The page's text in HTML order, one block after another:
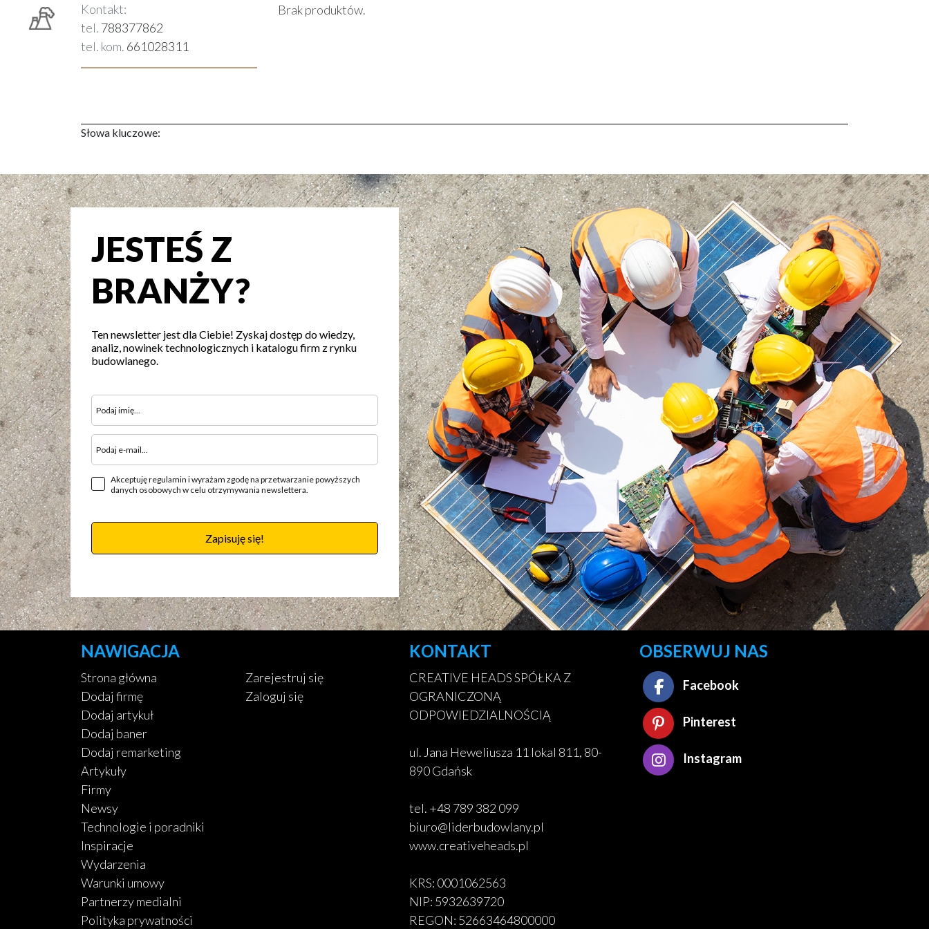
Kontakt:
tel. 788377862
tel. kom. 661028311
Brak produktów.
Słowa kluczowe:
JESTEŚ Z
BRANŻY?
Ten newsletter jest dla Ciebie! Zyskaj dostęp do wiedzy,
analiz, nowinek technologicznych i katalogu firm z rynku
budowlanego.
Akceptuję regulamin i wyrażam zgodę na przetwarzanie powyższych
danych osobowych w celu otrzymywania newslettera.
Zapisuję się!
NAWIGACJA
Strona główna
Dodaj firmę
Dodaj artykuł
Dodaj baner
Dodaj remarketing
Artykuły
Firmy
Newsy
Technologie i poradniki
Inspiracje
Wydarzenia
Warunki umowy
Partnerzy medialni
Polityka prywatności
Zarejestruj się
Zaloguj się
KONTAKT
CREATIVE HEADS SPÓŁKA Z
OGRANICZONĄ
ODPOWIEDZIALNOŚCIĄ
ul. Jana Heweliusza 11 lokal 811, 80-
890 Gdańsk
tel. +48 789 382 099
biuro@liderbudowlany.pl
www.creativeheads.pl
KRS: 0001062563
NIP: 5932639720
REGON: 52663464800000
OBSERWUJ NAS
Facebook
Pinterest
Instagram